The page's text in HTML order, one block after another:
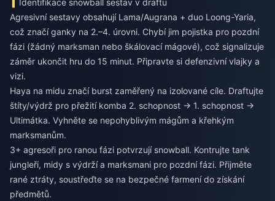
Agresivní sestavy obsahují Lama/Augrana + duo Loong-Yaria,
což značí ganky na 2.–4. úrovni. Chybí jim pojistka pro pozdní
fázi (žádný marksman nebo škálovací mágové), což signalizuje
záměr ukončit hru do 15 minut. Připravte si defenzivní vlajky a
vizi.
Haya na midu značí burst zaměřený na izolované cíle. Draftujte
štíty/výdrž pro přežití komba 2. schopnost → 1. schopnost →
Ultimátka. Vyhněte se nepohyblivým mágům a křehkým
marksmanům.
3+ agresoři pro ranou fázi potvrzují snowball. Kontrujte tank
jungleři, midy s výdrží a marksmani pro pozdní fázi. Přijměte
rané ztráty, soustřeďte se na bezpečné farmení do získání
předmětů.